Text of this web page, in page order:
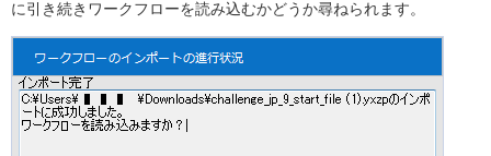
に引き続きワークフローを読み込むかどうか尋ねられます。